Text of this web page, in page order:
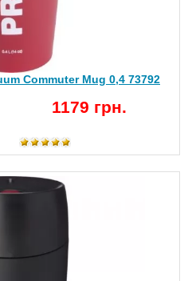
Commuter Mug 0,4 73792
1179 грн.